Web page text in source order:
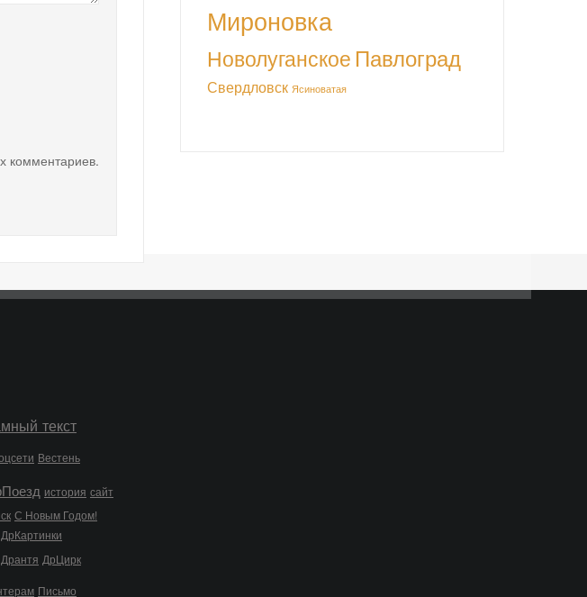
комментариев.
Мироновка
Новолуганское Павлоград
Свердловск Ясиноватая
текст
Вестень
история сайт
С Новым Годом!
ДрКартинки
Дрантя ДрЦирк
Письмо